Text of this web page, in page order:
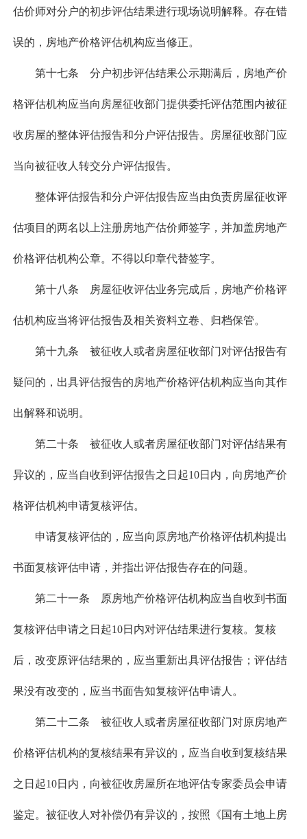
估价师对分户的初步评估结果进行现场说明解释。存在错
误的，房地产价格评估机构应当修正。
第十七条 分户初步评估结果公示期满后，房地产价
格评估机构应当向房屋征收部门提供委托评估范围内被征
收房屋的整体评估报告和分户评估报告。房屋征收部门应
当向被征收人转交分户评估报告。
整体评估报告和分户评估报告应当由负责房屋征收评
估项目的两名以上注册房地产估价师签字，并加盖房地产
价格评估机构公章。不得以印章代替签字。
第十八条 房屋征收评估业务完成后，房地产价格评
估机构应当将评估报告及相关资料立卷、归档保管。
第十九条 被征收人或者房屋征收部门对评估报告有
疑问的，出具评估报告的房地产价格评估机构应当向其作
出解释和说明。
第二十条 被征收人或者房屋征收部门对评估结果有
异议的，应当自收到评估报告之日起10日内，向房地产价
格评估机构申请复核评估。
申请复核评估的，应当向原房地产价格评估机构提出
书面复核评估申请，并指出评估报告存在的问题。
第二十一条 原房地产价格评估机构应当自收到书面
复核评估申请之日起10日内对评估结果进行复核。复核
后，改变原评估结果的，应当重新出具评估报告；评估结
果没有改变的，应当书面告知复核评估申请人。
第二十二条 被征收人或者房屋征收部门对原房地产
价格评估机构的复核结果有异议的，应当自收到复核结果
之日起10日内，向被征收房屋所在地评估专家委员会申请
鉴定。被征收人对补偿仍有异议的，按照《国有土地上房